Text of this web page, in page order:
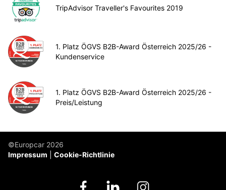
TripAdvisor Traveller's Favourites 2019
1. Platz ÖGVS B2B-Award Österreich 2025/26 -
Kundenservice
1. Platz ÖGVS B2B-Award Österreich 2025/26 -
Preis/Leistung
©Europcar 2026
Impressum
Cookie-Richtlinie